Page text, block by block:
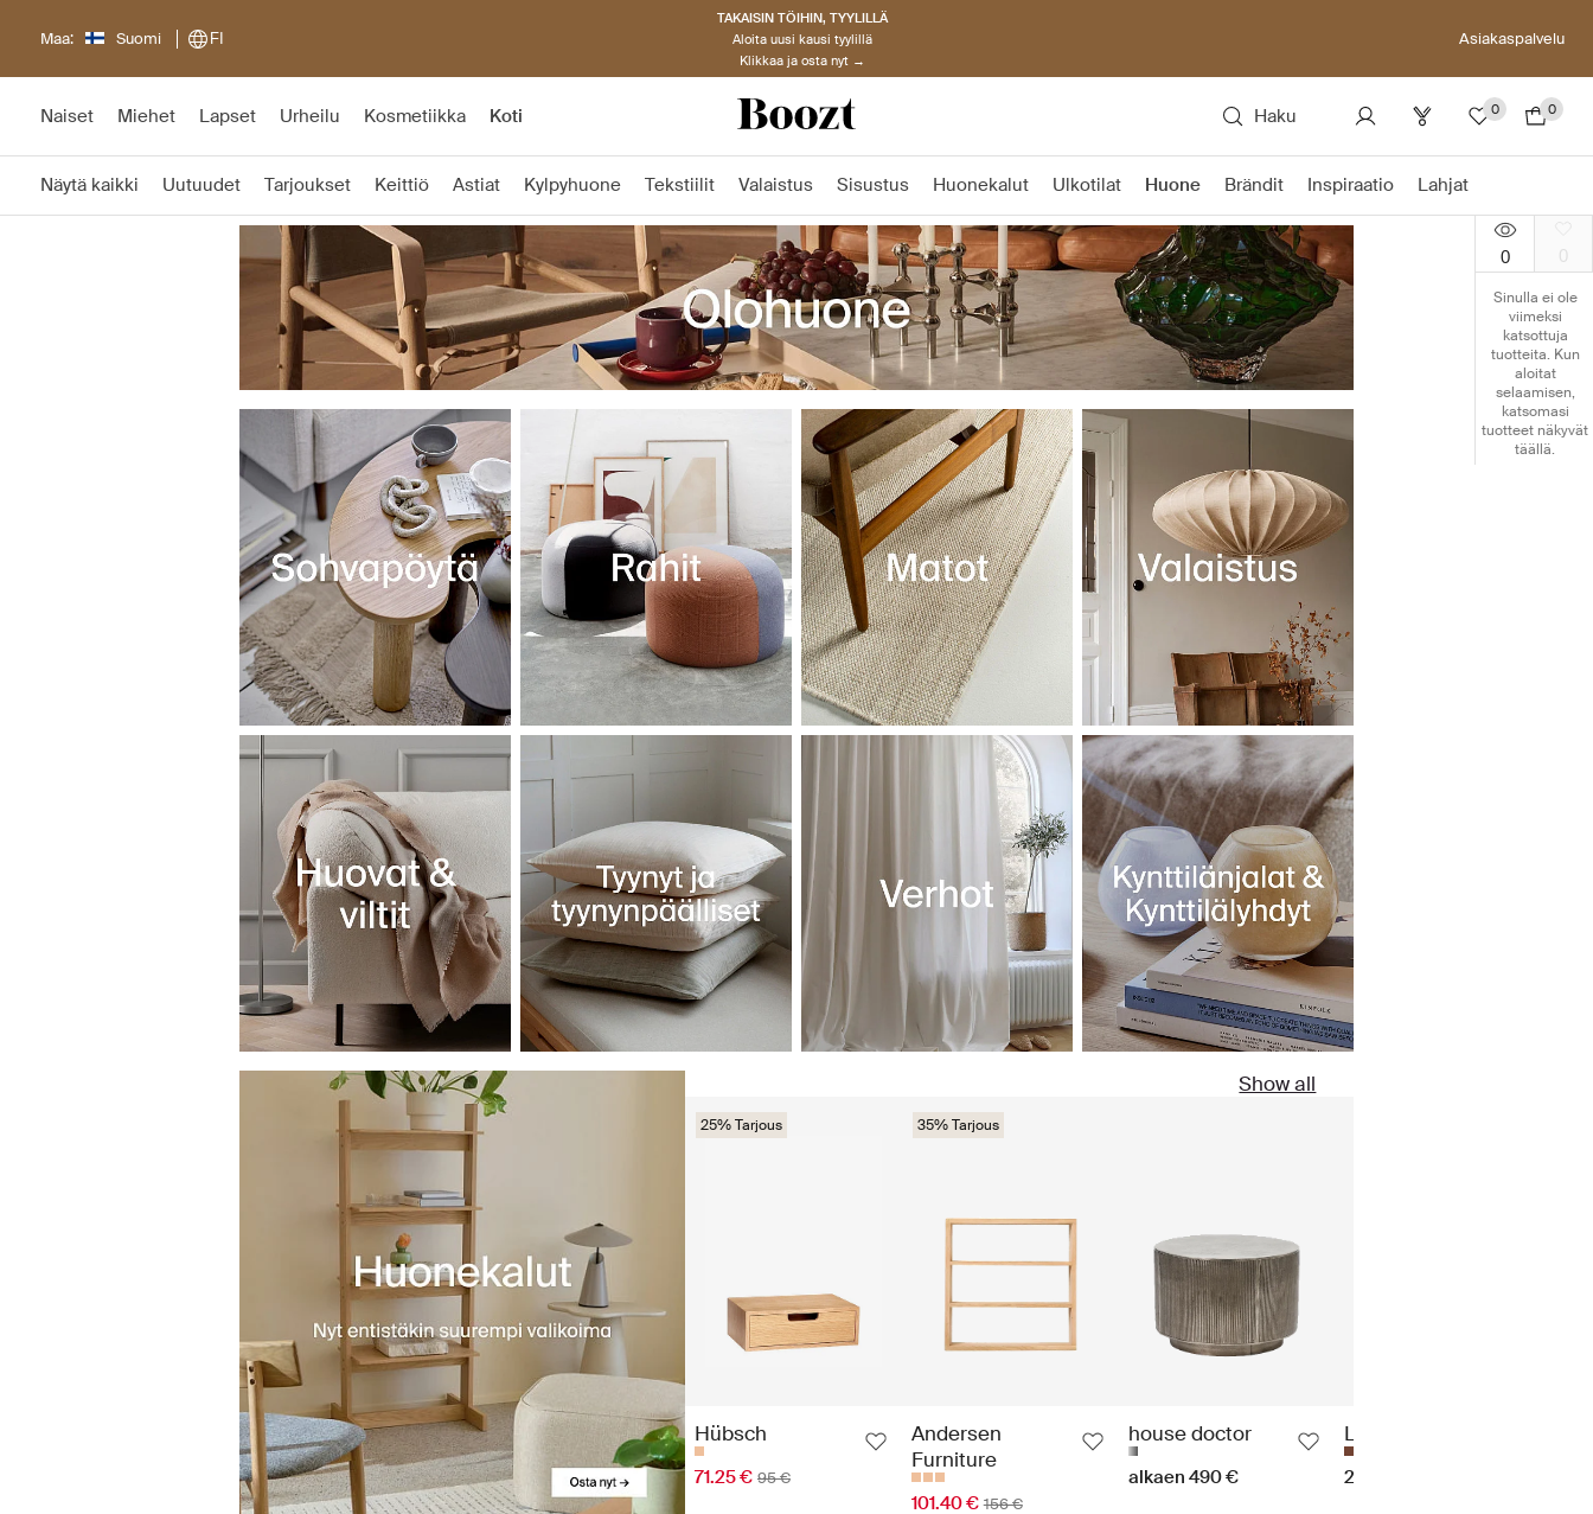
Maa: Suomi FI
TAKAISIN TÖIHIN, TYYLILLÄ
Aloita uusi kausi tyylillä
Klikkaa ja osta nyt →
Asiakaspalvelu
Naiset Miehet Lapset Urheilu Kosmetiikka Koti Haku 0 0
Näytä kaikki Uutuudet Tarjoukset Keittiö Astiat Kylpyhuone Tekstiilit Valaistus Sisustus Huonekalut Ulkotilat Huone Brändit Inspiraatio Lahjat
0 0
Sinulla ei ole
viimeksi
katsottuja
tuotteita. Kun
aloitat
selaamisen,
katsomasi
tuotteet näkyvät
täällä.
Show all
25% Tarjous
Hübsch
71.25 € 95 €
35% Tarjous
Andersen
Furniture
101.40 € 156 €
house doctor
alkaen 490 €
Lene Bjerre
259 €